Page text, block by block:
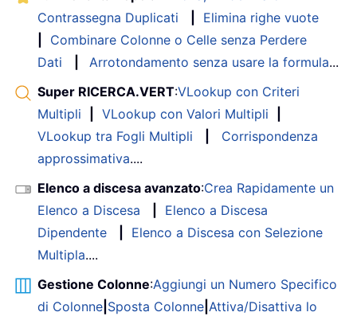
Contrassegna Duplicati
Elimina righe vuote
Combinare Colonne o Celle senza Perdere
Dati
Arrotondamento senza usare la formula...
Super RICERCA.VERT:VLookup con Criteri
Multipli
VLookup con Valori Multipli
VLookup tra Fogli Multipli
Corrispondenza
approssimativa....
Elenco a discesa avanzato:Crea Rapidamente un
Elenco a Discesa
Elenco a Discesa
Dipendente
Elenco a Discesa con Selezione
Multipla....
Gestione Colonne:Aggiungi un Numero Specifico
di Colonne Sposta Colonne Attiva/Disattiva lo